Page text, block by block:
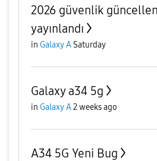
2026 güvenlik
yayınlandı
in Galaxy ASaturday
Galaxy a34 5g
in Galaxy A2 weeks ago
A34 5G Yeni Bug